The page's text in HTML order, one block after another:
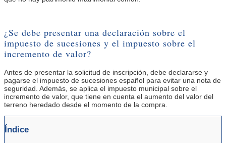
¿Se debe presentar una declaración sobre el
impuesto de sucesiones y el impuesto sobre el
incremento de valor?
Antes de presentar la solicitud de inscripción, debe declararse y
pagarse el impuesto de sucesiones español para evitar una nota de
seguridad. Además, se aplica el impuesto municipal sobre el
incremento de valor, que tiene en cuenta el aumento del valor del
terreno heredado desde el momento de la compra.
Índice